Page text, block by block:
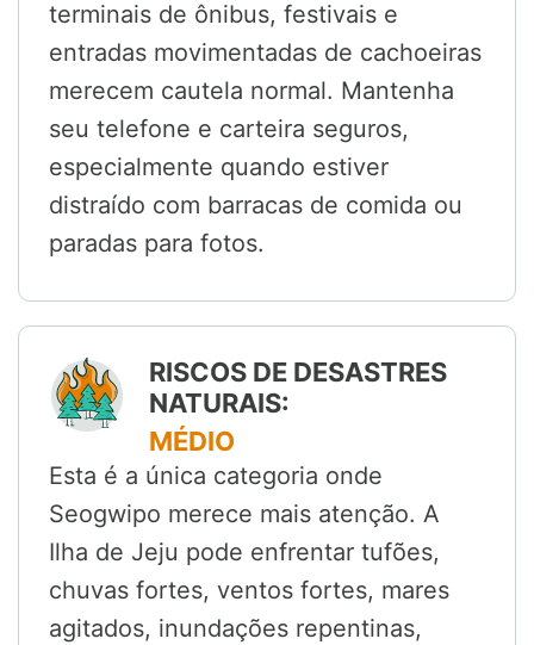
terminais de ônibus, festivais e
entradas movimentadas de cachoeiras
merecem cautela normal. Mantenha
seu telefone e carteira seguros,
especialmente quando estiver
distraído com barracas de comida ou
paradas para fotos.
RISCOS DE DESASTRES
NATURAIS:
MÉDIO
Esta é a única categoria onde
Seogwipo merece mais atenção. A
Ilha de Jeju pode enfrentar tufões,
chuvas fortes, ventos fortes, mares
agitados, inundações repentinas,